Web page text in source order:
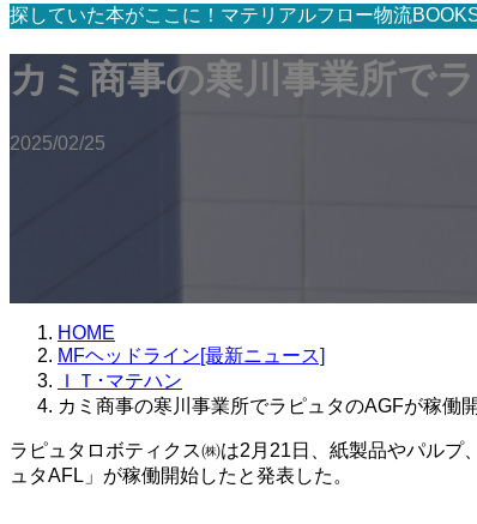
探していた本がここに！マテリアルフロー物流
カミ商事の寒川事業所で
2025/02/25
HOME
MFヘッドライン[最新ニュース]
ＩＴ･マテハン
カミ商事の寒川事業所でラピュタのAGFが稼働
ラピュタロボティクス㈱は2月21日、紙製品やパル
ュタAFL」が稼働開始したと発表した。